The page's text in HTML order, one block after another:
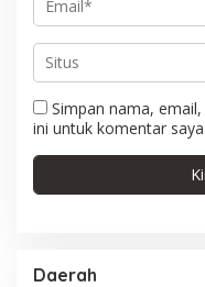
Simpan nama,
ini untuk komentar
Daerah